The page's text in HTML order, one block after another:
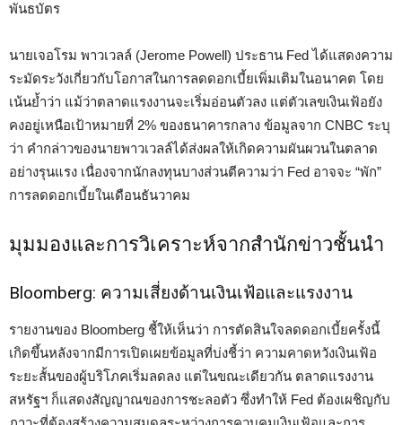
พันธบัตร
นายเจอโรม พาวเวลล์ (Jerome Powell) ประธาน Fed ได้แสดงความ
ระมัดระวังเกี่ยวกับโอกาสในการลดดอกเบี้ยเพิ่มเติมในอนาคต โดย
เน้นย้ำว่า แม้ว่าตลาดแรงงานจะเริ่มอ่อนตัวลง แต่ตัวเลขเงินเฟ้อยัง
คงอยู่เหนือเป้าหมายที่ 2% ของธนาคารกลาง ข้อมูลจาก CNBC ระบุ
ว่า คำกล่าวของนายพาวเวลล์ได้ส่งผลให้เกิดความผันผวนในตลาด
อย่างรุนแรง เนื่องจากนักลงทุนบางส่วนตีความว่า Fed อาจจะ “พัก”
การลดดอกเบี้ยในเดือนธันวาคม
มุมมองและการวิเคราะห์จากสำนักข่าวชั้นนำ
Bloomberg: ความเสี่ยงด้านเงินเฟ้อและแรงงาน
รายงานของ Bloomberg ชี้ให้เห็นว่า การตัดสินใจลดดอกเบี้ยครั้งนี้
เกิดขึ้นหลังจากมีการเปิดเผยข้อมูลที่บ่งชี้ว่า ความคาดหวังเงินเฟ้อ
ระยะสั้นของผู้บริโภคเริ่มลดลง แต่ในขณะเดียวกัน ตลาดแรงงาน
สหรัฐฯ ก็แสดงสัญญาณของการชะลอตัว ซึ่งทำให้ Fed ต้องเผชิญกับ